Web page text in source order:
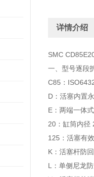
详情介绍
SMC
一、型号逐段
C85：
D：活塞内置
E：两端一体
20：缸筒内径
125：活塞有
K：活塞杆防
L：单侧尼龙